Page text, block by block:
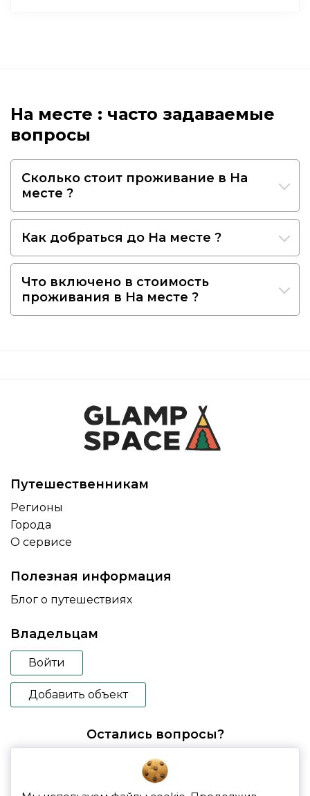
На месте : часто задаваемые
вопросы
Сколько стоит проживание в На
месте ?
Как добраться до На месте ?
Что включено в стоимость
проживания в На месте ?
Путешественникам
Регионы
Города
О сервисе
Полезная информация
Блог о путешествиях
Владельцам
Войти
Добавить объект
Остались вопросы?
booking@glampspace.ru